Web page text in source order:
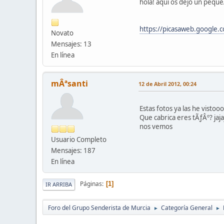
Novato
Mensajes: 13
En línea
https://
mÂªsanti
Usuario Completo
Mensajes: 187
En línea
12 de Abril 2012, 00:24
Estas fotos ya las he
Que cabrica eres tÃƒÂº?
nos vemos
IR ARRIBA Páginas 1
Foro del Grupo Senderista de Murcia ► Categoría General ►